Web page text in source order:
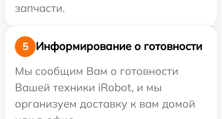
запчасти.
5
Информирование о готовности
Мы сообщим Вам о готовности
Вашей техники iRobot, и мы
организуем доставку к вам домой